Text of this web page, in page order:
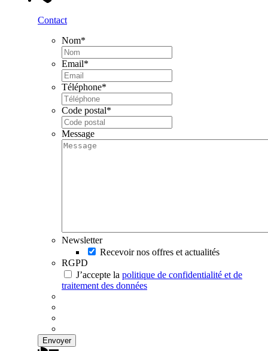
Contact
Nom*
Email*
Téléphone*
Code postal*
Message
Newsletter
Recevoir nos offres et actualités
RGPD
J’accepte la politique de confidentialité et de
traitement des données